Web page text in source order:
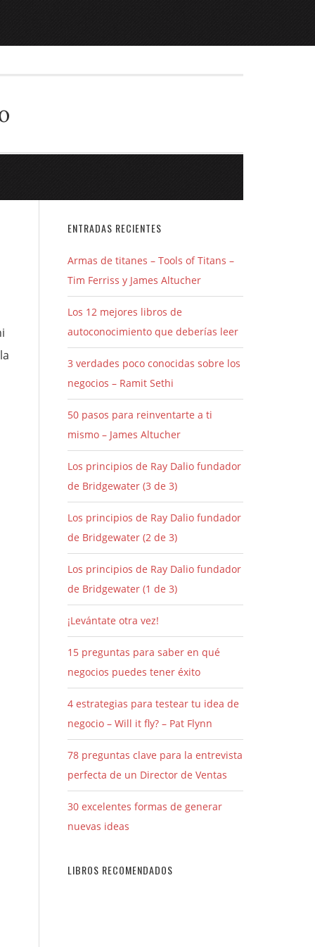
ENTRADAS RECIENTES
Armas de titanes – Tools of Titans –
Tim Ferriss y James Altucher
Los 12 mejores libros de
autoconocimiento que deberías leer
3 verdades poco conocidas sobre los
negocios – Ramit Sethi
50 pasos para reinventarte a ti
mismo – James Altucher
Los principios de Ray Dalio fundador
de Bridgewater (3 de 3)
Los principios de Ray Dalio fundador
de Bridgewater (2 de 3)
Los principios de Ray Dalio fundador
de Bridgewater (1 de 3)
¡Levántate otra vez!
15 preguntas para saber en qué
negocios puedes tener éxito
4 estrategias para testear tu idea de
negocio – Will it fly? – Pat Flynn
78 preguntas clave para la entrevista
perfecta de un Director de Ventas
30 excelentes formas de generar
nuevas ideas
LIBROS RECOMENDADOS